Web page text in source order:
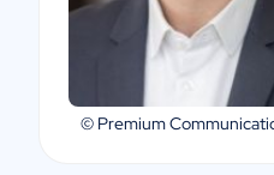
© Premium